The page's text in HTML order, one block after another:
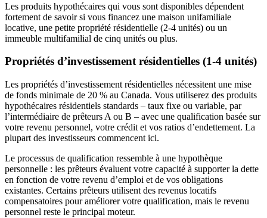
Les produits hypothécaires qui vous sont disponibles dépendent
fortement de savoir si vous financez une maison unifamiliale
locative, une petite propriété résidentielle (2-4 unités) ou un
immeuble multifamilial de cinq unités ou plus.
Propriétés d’investissement résidentielles (1-4 unités)
Les propriétés d’investissement résidentielles nécessitent une mise
de fonds minimale de 20 % au Canada. Vous utiliserez des produits
hypothécaires résidentiels standards – taux fixe ou variable, par
l’intermédiaire de prêteurs A ou B – avec une qualification basée sur
votre revenu personnel, votre crédit et vos ratios d’endettement. La
plupart des investisseurs commencent ici.
Le processus de qualification ressemble à une hypothèque
personnelle : les prêteurs évaluent votre capacité à supporter la dette
en fonction de votre revenu d’emploi et de vos obligations
existantes. Certains prêteurs utilisent des revenus locatifs
compensatoires pour améliorer votre qualification, mais le revenu
personnel reste le principal moteur.